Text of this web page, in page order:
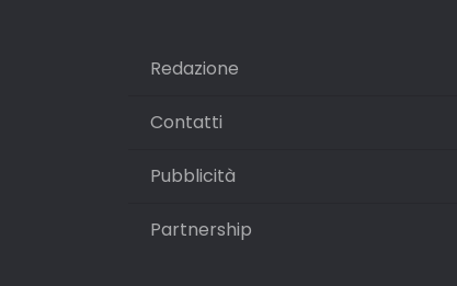
Redazione
Contatti
Pubblicità
Partnership